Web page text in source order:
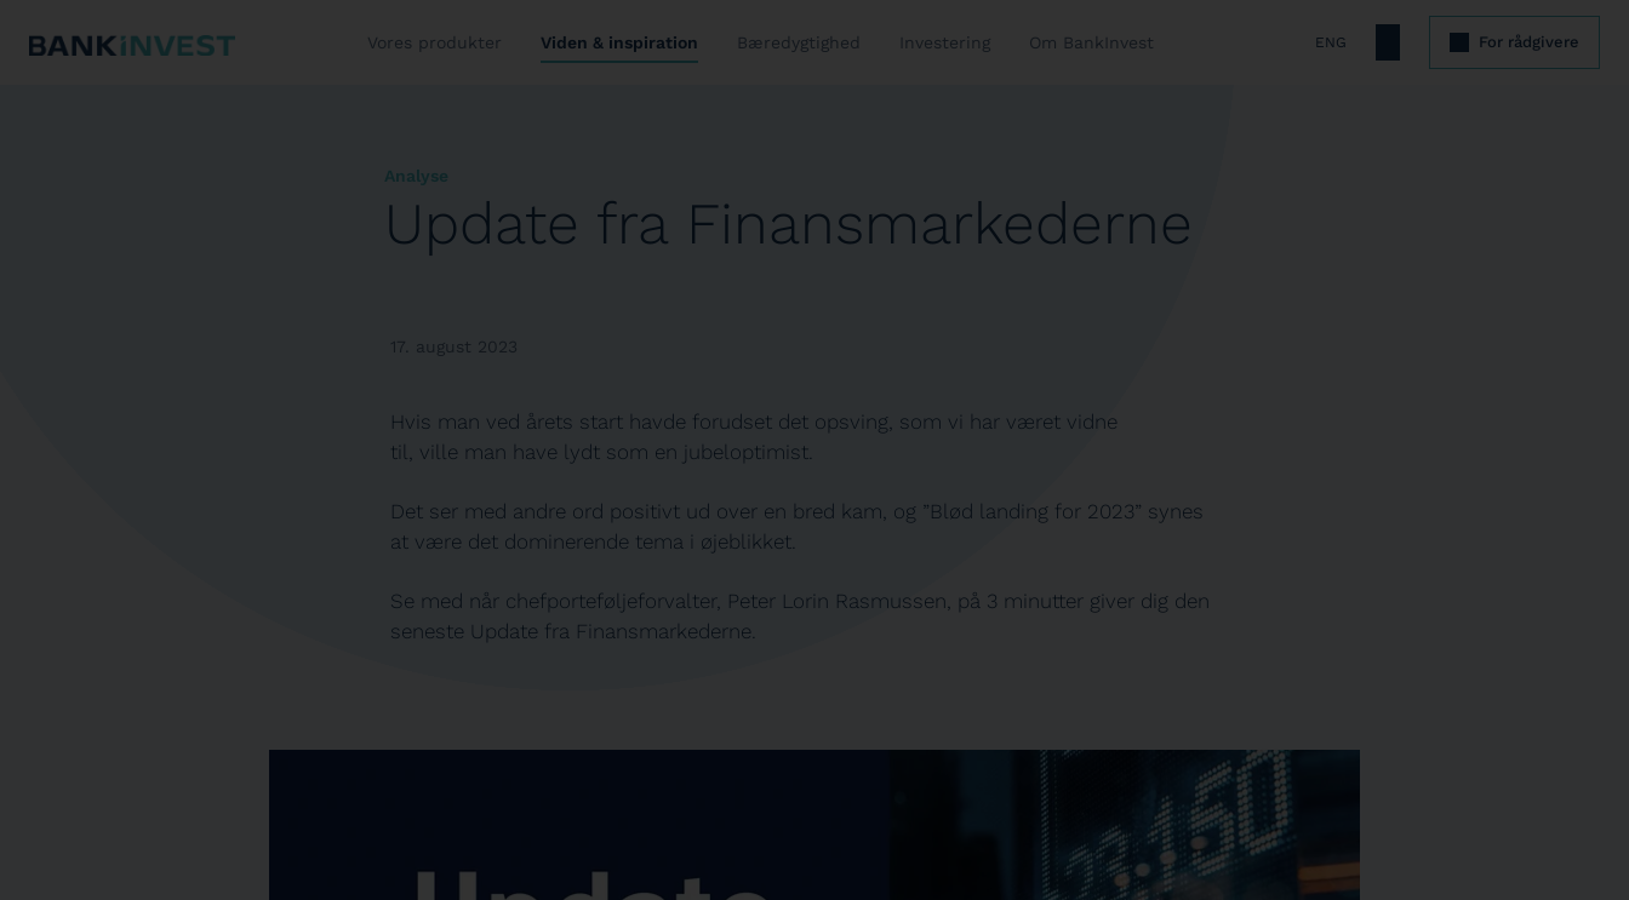
Vores produkter Viden & inspiration Bæredygtighed Investering Om BankInvest ENG For rådgivere
Analyse
Update fra Finansmarkederne
17. august 2023
Hvis man ved årets start havde forudset det opsving, som vi har været vidne
til, ville man have lydt som en jubeloptimist.
Det ser med andre ord positivt ud over en bred kam, og ”Blød landing for 2023” synes
at være det dominerende tema i øjeblikket.
Se med når chefporteføljeforvalter, Peter Lorin Rasmussen, på 3 minutter giver dig den
seneste Update fra Finansmarkederne.